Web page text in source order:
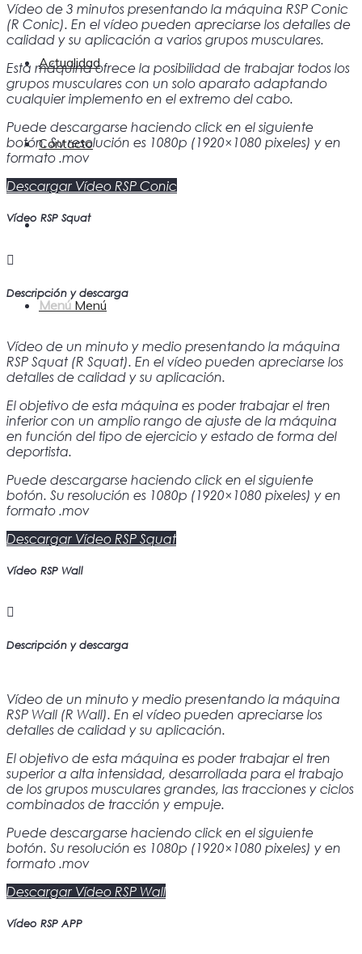
Actualidad
Contacto
Menú Menú
Vídeo de 3 minutos presentando la máquina RSP Conic
(R Conic). En el vídeo pueden apreciarse los detalles de
calidad y su aplicación a varios grupos musculares.
Esta máquina ofrece la posibilidad de trabajar todos los
grupos musculares con un solo aparato adaptando
cualquier implemento en el extremo del cabo.
Puede descargarse haciendo click en el siguiente
botón. Su resolución es 1080p (1920×1080 pixeles) y en
formato .mov
Descargar Vídeo RSP Conic
Vídeo RSP Squat
Descripción y descarga
Vídeo de un minuto y medio presentando la máquina
RSP Squat (R Squat). En el vídeo pueden apreciarse los
detalles de calidad y su aplicación.
El objetivo de esta máquina es poder trabajar el tren
inferior con un amplio rango de ajuste de la máquina
en función del tipo de ejercicio y estado de forma del
deportista.
Puede descargarse haciendo click en el siguiente
botón. Su resolución es 1080p (1920×1080 pixeles) y en
formato .mov
Descargar Vídeo RSP Squat
Vídeo RSP Wall
Descripción y descarga
Vídeo de un minuto y medio presentando la máquina
RSP Wall (R Wall). En el vídeo pueden apreciarse los
detalles de calidad y su aplicación.
El objetivo de esta máquina es poder trabajar el tren
superior a alta intensidad, desarrollada para el trabajo
de los grupos musculares grandes, las tracciones y ciclos
combinados de tracción y empuje.
Puede descargarse haciendo click en el siguiente
botón. Su resolución es 1080p (1920×1080 pixeles) y en
formato .mov
Descargar Vídeo RSP Wall
Vídeo RSP APP